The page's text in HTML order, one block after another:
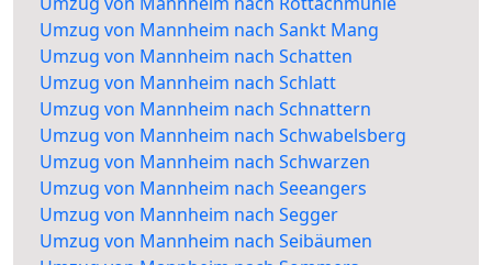
Umzug von Mannheim nach Sankt Mang
Umzug von Mannheim nach Schatten
Umzug von Mannheim nach Schlatt
Umzug von Mannheim nach Schnattern
Umzug von Mannheim nach Schwabelsberg
Umzug von Mannheim nach Schwarzen
Umzug von Mannheim nach Seeangers
Umzug von Mannheim nach Segger
Umzug von Mannheim nach Seibäumen